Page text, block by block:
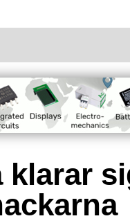
klarar